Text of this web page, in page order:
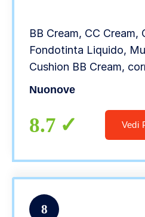
BB Cream, CC Cream,
Fondotinta Liquido,
Cushion BB Cream,
idratante illuminante,
Nuonove
8.7 Vedi
8